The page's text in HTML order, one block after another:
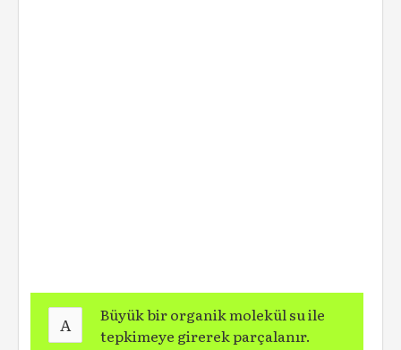
A
Büyük bir organik molekül su ile
tepkimeye girerek parçalanır.